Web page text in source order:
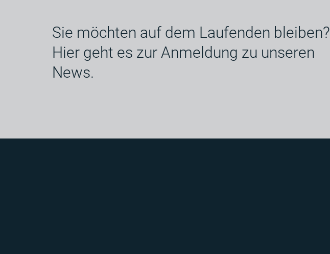
Sie möchten auf dem Laufenden bleiben?
Hier geht es zur Anmeldung zu unseren
News.